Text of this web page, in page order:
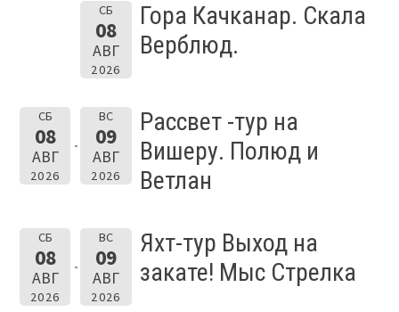
СБ
08
АВГ
2026
Гора Качканар. Скала
Верблюд.
СБ
08
АВГ
2026
ВС
09
АВГ
2026
Рассвет -тур на
Вишеру. Полюд и
Ветлан
СБ
08
АВГ
2026
ВС
09
АВГ
2026
Яхт-тур Выход на
закате! Мыс Стрелка